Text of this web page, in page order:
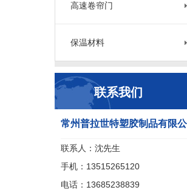
高速卷帘门
保温材料
联系我们
常州普拉世特塑胶制品有限公
联系人：沈先生
手机：13515265120
电话：13685238839